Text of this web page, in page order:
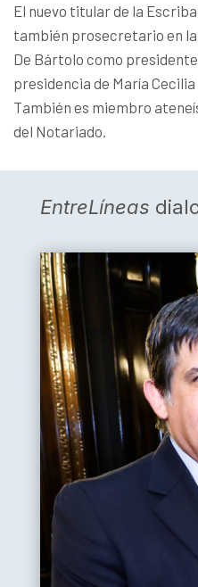
El nuevo titular de la
también prosecretario en
De Bártolo como presidente
presidencia de María
También es miembro
del Notariado.
EntreLíneas